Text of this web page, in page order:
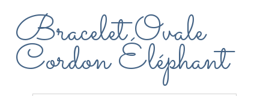
Bracelet Ovale
Cordon Éléphant